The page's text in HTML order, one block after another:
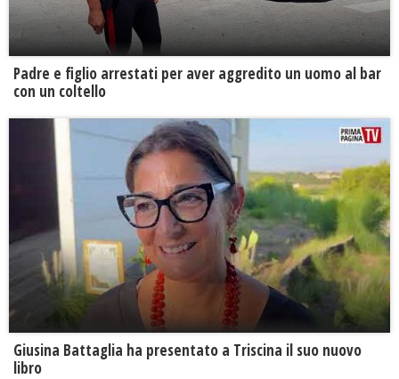
Padre e figlio arrestati per aver aggredito un uomo al bar
con un coltello
Giusina Battaglia ha presentato a Triscina il suo nuovo
libro